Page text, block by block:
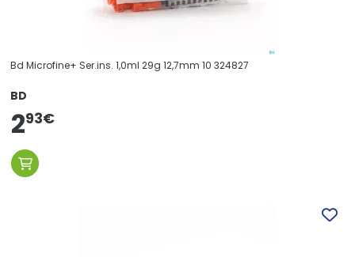
Bd Microfine+ Ser.ins. 1,0ml 29g 12,7mm 10 324827
BD
293€